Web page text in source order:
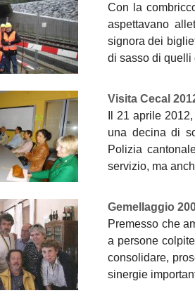
Con la
aspettavano
signora dei
di sasso di quelli
Visita Cecal
Il 21 aprile
una decina di
Polizia
servizio, ma
Gemellaggio
Premesso che
a persone
consolidare,
sinergie